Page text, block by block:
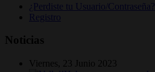
¿Perdiste tu Usuario/Contraseña?
Registro
Noticias
Viernes, 23 Junio 2023